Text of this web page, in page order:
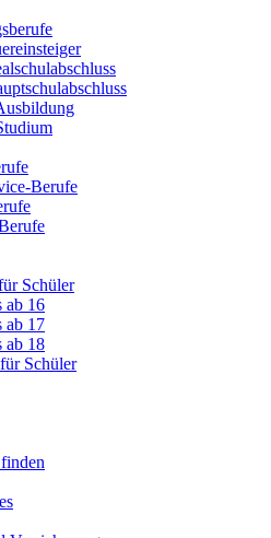
Berufe
Schüler
ab 16
ab 17
ab 18
Schüler